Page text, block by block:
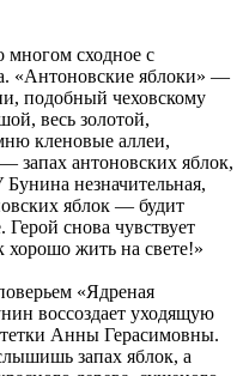
многом сходное с
«Антоновские яблоки» —
подобный чеховскому
весь золотой,
кленовые аллеи,
запах антоновских яблок,
незначительная,
яблок — будит
снова чувствует
жить на свете!»
«Ядреная
воссоздает уходящую
тетки Анны Герасимовны.
запах яблок, а